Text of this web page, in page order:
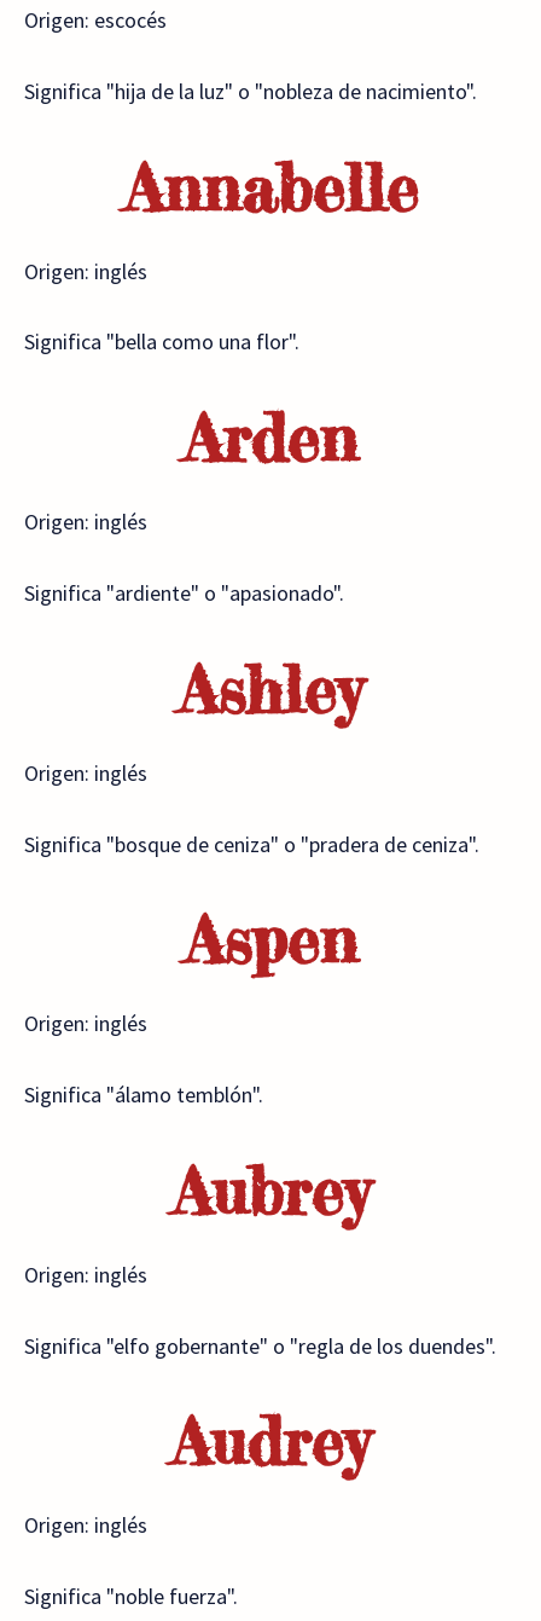
Origen: escocés
Significa "hija de la luz" o "nobleza de nacimiento".
Annabelle
Origen: inglés
Significa "bella como una flor".
Arden
Origen: inglés
Significa "ardiente" o "apasionado".
Ashley
Origen: inglés
Significa "bosque de ceniza" o "pradera de ceniza".
Aspen
Origen: inglés
Significa "álamo temblón".
Aubrey
Origen: inglés
Significa "elfo gobernante" o "regla de los duendes".
Audrey
Origen: inglés
Significa "noble fuerza".